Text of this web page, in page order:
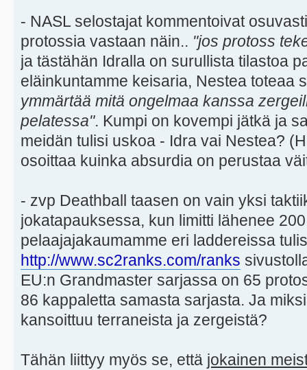
- NASL selostajat kommentoivat
protossia vastaan näin.. "jos protoss
ja tästähän Idralla on surullista tilastoa
eläinkuntamme keisaria, Nestea toteaa
ymmärtää mitä ongelmaa kanssa
pelatessa". Kumpi on kovempi jätkä ja
meidän tulisi uskoa - Idra vai Nestea?
osoittaa kuinka absurdia on perustaa
- zvp Deathball taasen on vain yksi
jokatapauksessa, kun limitti lähenee
pelaajajakaumamme eri laddereissa
http://www.sc2ranks.com/ranks
EU:n Grandmaster sarjassa on 65
86 kappaletta samasta sarjasta. Ja
kansoittuu terraneista ja zergeistä?
Tähän liittyy myös se, että jokainen